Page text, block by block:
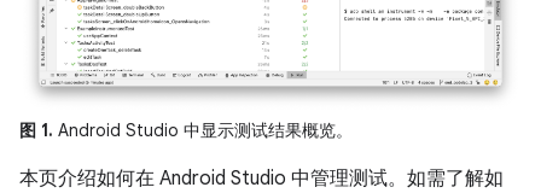
图 1. Android Studio 中显示测试结果概览。
本页介绍如何在 Android Studio 中管理测试。如需了解如